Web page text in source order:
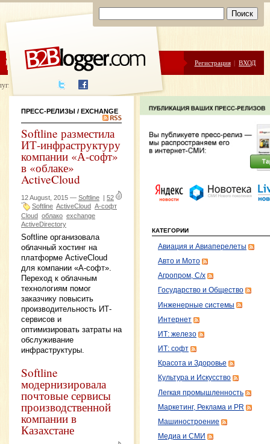
ЦЕНЫ ПОМОЩЬ Регистрация | ВХОД
написания
ПРЕСС-РЕЛИЗЫ / EXCHANGE
Softline разместила
ИТ-инфраструктуру
компании «А-софт»
в «облаке»
ActiveCloud
12 August, 2015 — Softline | 52
Softline ActiveCloud А-софт
Cloud облако exchange
ActiveDirectory
Softline организовала
облачный хостинг на
платформе ActiveCloud
для компании «А-софт».
Переход к облачным
технологиям помог
заказчику повысить
производительность ИТ-
сервисов и
оптимизировать затраты на
обслуживание
инфраструктуры.
Softline
модернизировала
почтовые сервисы
производственной
компании в
Казахстане
КАТЕГОРИИ
Авиация и Авиаперелеты
Авто и Мото
Агропром, С/х
Государство и Общество
Инженерные системы
Интернет
ИТ: железо
ИТ: софт
Красота и Здоровье
Культура и Искусство
Легкая промышленность
Маркетинг, Реклама и PR
Машиностроение
Медиа и СМИ